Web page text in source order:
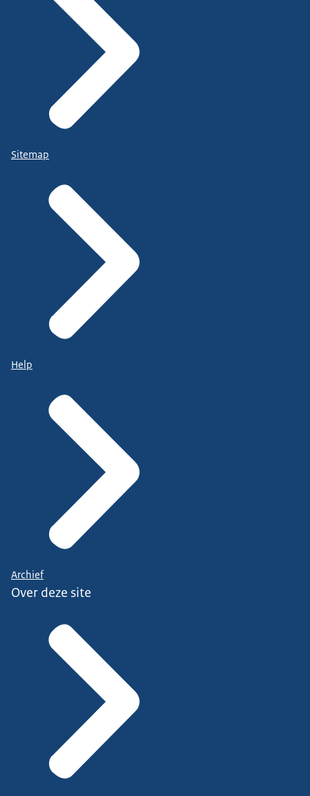
Sitemap
Help
Archief
Over deze site